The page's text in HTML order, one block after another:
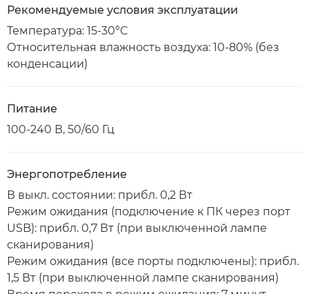
Рекомендуемые условия эксплуатации
Температура: 15-30°C
Относительная влажность воздуха: 10-80% (без
конденсации)
Питание
100-240 В, 50/60 Гц
Энергопотребление
В выкл. состоянии: прибл. 0,2 Вт
Режим ожидания (подключение к ПК через порт
USB): прибл. 0,7 Вт (при выключенной лампе
сканирования)
Режим ожидания (все порты подключены): прибл.
1,5 Вт (при выключенной лампе сканирования)